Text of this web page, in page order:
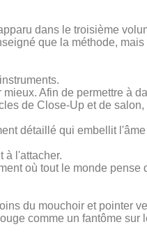
dans le troisième
que la méthode,
Afin de permettre à
de Close-Up et de
détaillé qui embellit
à l'attacher.
où tout le monde pense
du mouchoir et pointer
comme un fantôme sur